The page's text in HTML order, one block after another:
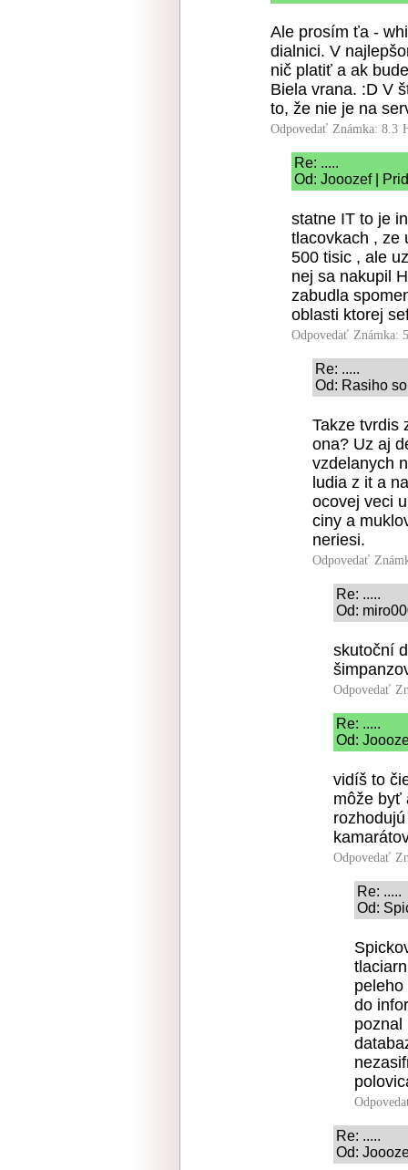
Ale prosím ťa -
dialnici. V
nič platiť a ak
Biela vrana. :D V
to, že nie je na
Odpovedať Známka: 8.3
Re: .....
Od: Jooozef |
statne IT to je
tlacovkach , ze
500 tisic , ale
nej sa nakupil
zabudla
oblasti ktorej
Odpovedať Známka:
Re: .....
Od: Rasiho
Takze tvrdis
ona? Uz aj
vzdelanych
ludia z it a
ocovej veci
ciny a
neriesi.
Odpovedať
Re: .....
Od:
skutoční
Odpovedať
Re: .....
Od:
vidíš to
môže byť
Odpovedať
Re: .....
Od:
do
poznal
Re: .....
Od: